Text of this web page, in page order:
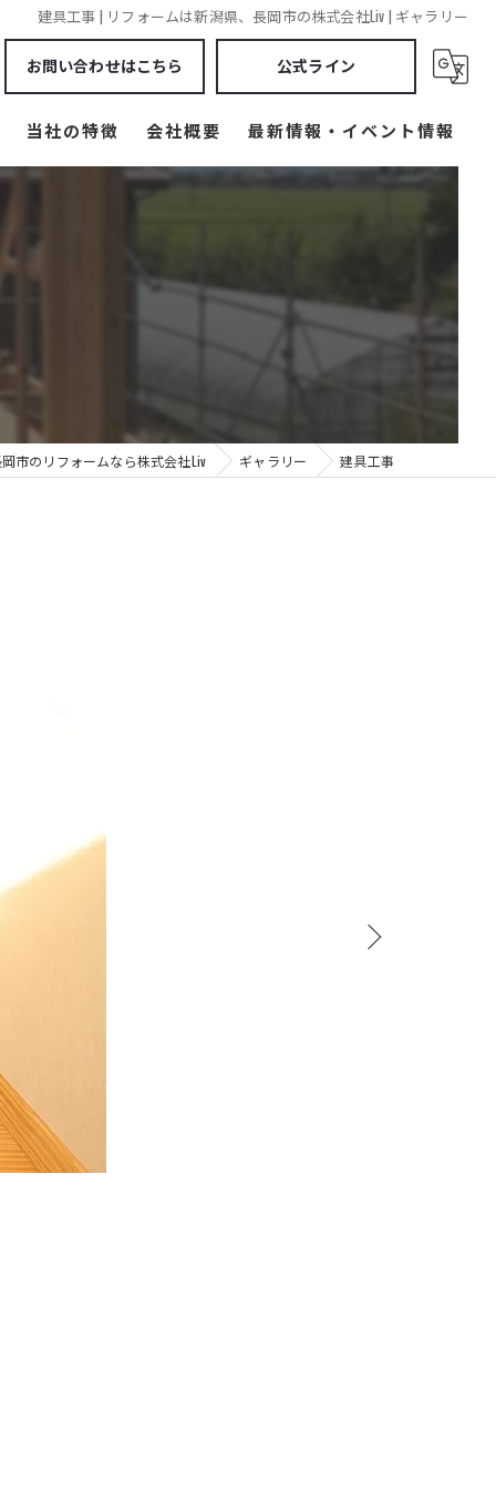
建具工事 | リフォームは新潟県、長岡市の株式会社Liv | ギャラリー
お問い合わせはこちら 公式ライン
当社の特徴
燕市のリノベーション
新築注文住宅
会社概要 最新情報・イベント情報
市のリフォームなら株式会社Liv ギャラリー 建具工事